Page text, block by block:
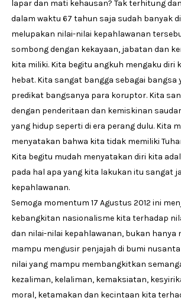
lapar dan mati kehausan? Tak terhitung
dalam waktu 67 tahun saja sudah banyak
melupakan nilai-nilai kepahlawanan
sombong dengan kekayaan, jabatan dan
kita miliki. Kita begitu angkuh mengaku diri
hebat. Kita sangat bangga sebagai bangsa
predikat bangsanya para koruptor. Kita
dengan penderitaan dan kemiskinan
yang hidup seperti di era perang dulu. Kita
menyatakan bahwa kita tidak memiliki
Kita begitu mudah menyatakan diri kita
pada hal apa yang kita lakukan itu sangat
kepahlawanan.
Semoga momentum 17 Agustus 2012 ini
kebangkitan nasionalisme kita terhadap
dan nilai-nilai kepahlawanan, bukan hanya
mampu mengusir penjajah di bumi
nilai yang mampu membangkitkan
kezaliman, kelaliman, kemaksiatan,
moral, ketamakan dan kecintaan kita